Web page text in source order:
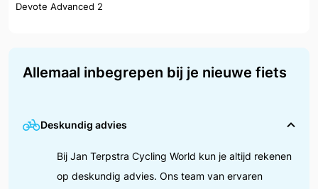
Devote Advanced 2
Allemaal inbegrepen bij je nieuwe fiets
Deskundig advies
Bij Jan Terpstra Cycling World kun je altijd rekenen
op deskundig advies. Ons team van ervaren